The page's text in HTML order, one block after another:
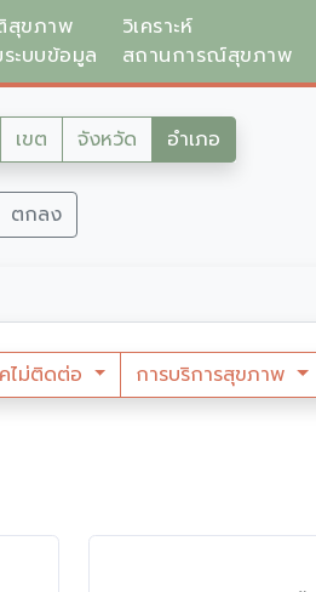
สุขภาพ
ะบบข้อมูล
วิเคราะห์
สถานการณ์สุขภาพ
เขต จังหวัด อำเภอ
ตกลง
ไม่ติดต่อ การบริการสุขภาพ